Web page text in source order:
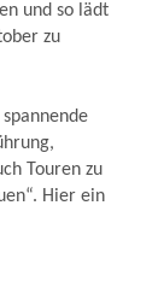
und so lädt
zu
Touren zu
Hier ein